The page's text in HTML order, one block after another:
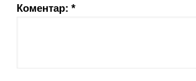
Коментар: *